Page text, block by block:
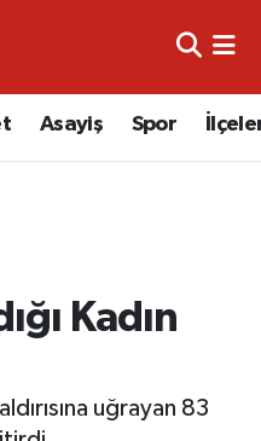
Asayiş Spor
Kadın
uğrayan 83
ve Fikstür